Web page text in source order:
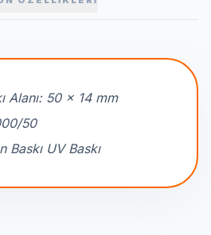
Alanı: 50 x 14 mm
50
UV Baskı